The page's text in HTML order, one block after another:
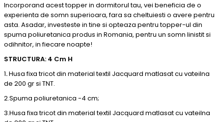
Incorporand acest topper in dormitorul tau, vei beneficia de o
experienta de somn superioara, fara sa cheltuiesti o avere pentru
asta. Asadar, investeste in tine si opteaza pentru topper-ul din
spuma poliuretanica produs in Romania, pentru un somn linistit si
odihnitor, in fiecare noapte!
STRUCTURA: 4 Cm H
1.Husa fixa tricot din material textil Jacquard matlasat cu vateilna
de 200 gr si TNT.
2.Spuma poliuretanica -4 cm;
3.Husa fixa tricot din material textil Jacquard matlasat cu vateilna